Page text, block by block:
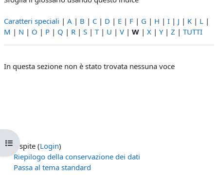
Apri indice del corso
Caratteri speciali | A | B | C | D | E | F | G | H | I | J | K | L |
M | N | O | P | Q | R | S | T| U | V | W | X | Y| Z | TUTTI
In questa sezione non è stato trovata nessuna voce
Ospite (Login)
Riepilogo della conservazione dei dati
Passa al tema standard